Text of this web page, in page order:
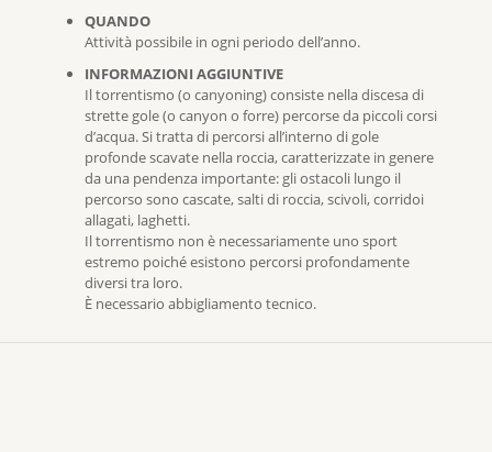
QUANDO
Attività possibile in ogni periodo dell’anno.
INFORMAZIONI AGGIUNTIVE
Il torrentismo (o canyoning) consiste nella discesa di
strette gole (o canyon o forre) percorse da piccoli corsi
d’acqua. Si tratta di percorsi all’interno di gole
profonde scavate nella roccia, caratterizzate in genere
da una pendenza importante: gli ostacoli lungo il
percorso sono cascate, salti di roccia, scivoli, corridoi
allagati, laghetti.
Il torrentismo non è necessariamente uno sport
estremo poiché esistono percorsi profondamente
diversi tra loro.
È necessario abbigliamento tecnico.